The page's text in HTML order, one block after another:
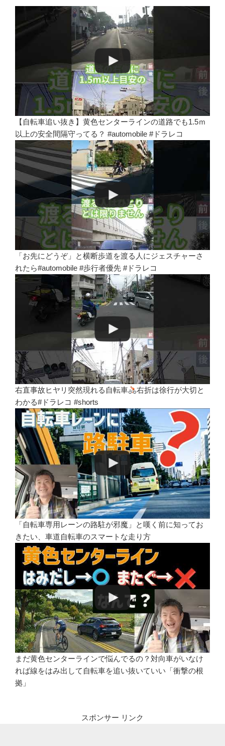
【自転車追い抜き】黄色センターラインの道路でも1.5ｍ
以上の安全間隔守ってる？ #automobile #ドラレコ
「お先にどうぞ」と横断歩道を渡る人にジェスチャーさ
れたら#automobile #歩行者優先 #ドラレコ
右直事故ヒヤリ突然現れる自転車
右折は徐行が大切と
わかる#ドラレコ #shorts
「自転車専用レーンの路駐が邪魔」と嘆く前に知ってお
きたい、車道自転車のスマートな走り方
まだ黄色センターラインで悩んでるの？対向車がいなけ
れば線をはみ出して自転車を追い抜いていい「衝撃の根
拠」
スポンサー リンク